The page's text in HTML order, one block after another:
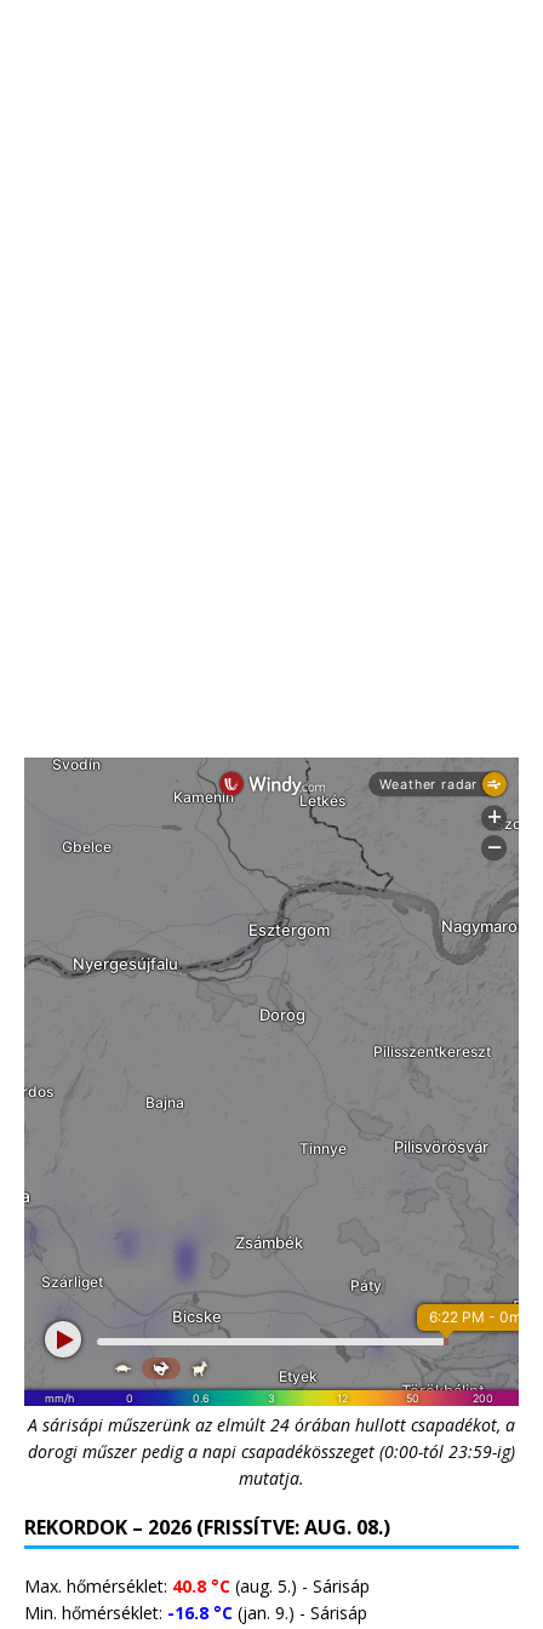
A sárisápi műszerünk az elmúlt 24 órában hullott csapadékot, a
dorogi műszer pedig a napi csapadékösszeget (0:00-tól 23:59-ig)
mutatja.
REKORDOK – 2026 (FRISSÍTVE: AUG. 08.)
Max. hőmérséklet: 40.8 °C (aug. 5.) - Sárisáp
Min. hőmérséklet: -16.8 °C (jan. 9.) - Sárisáp